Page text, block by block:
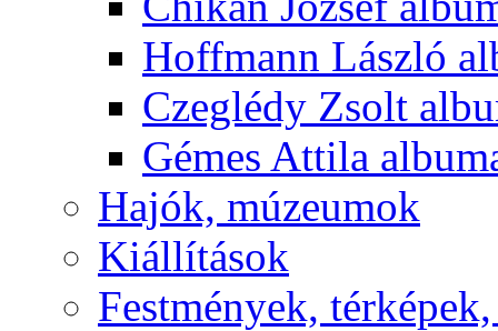
Hoffmann László
Czeglédy Zsolt
Gémes Attila
Hajók, múzeumok
Kiállítások
Festmények,